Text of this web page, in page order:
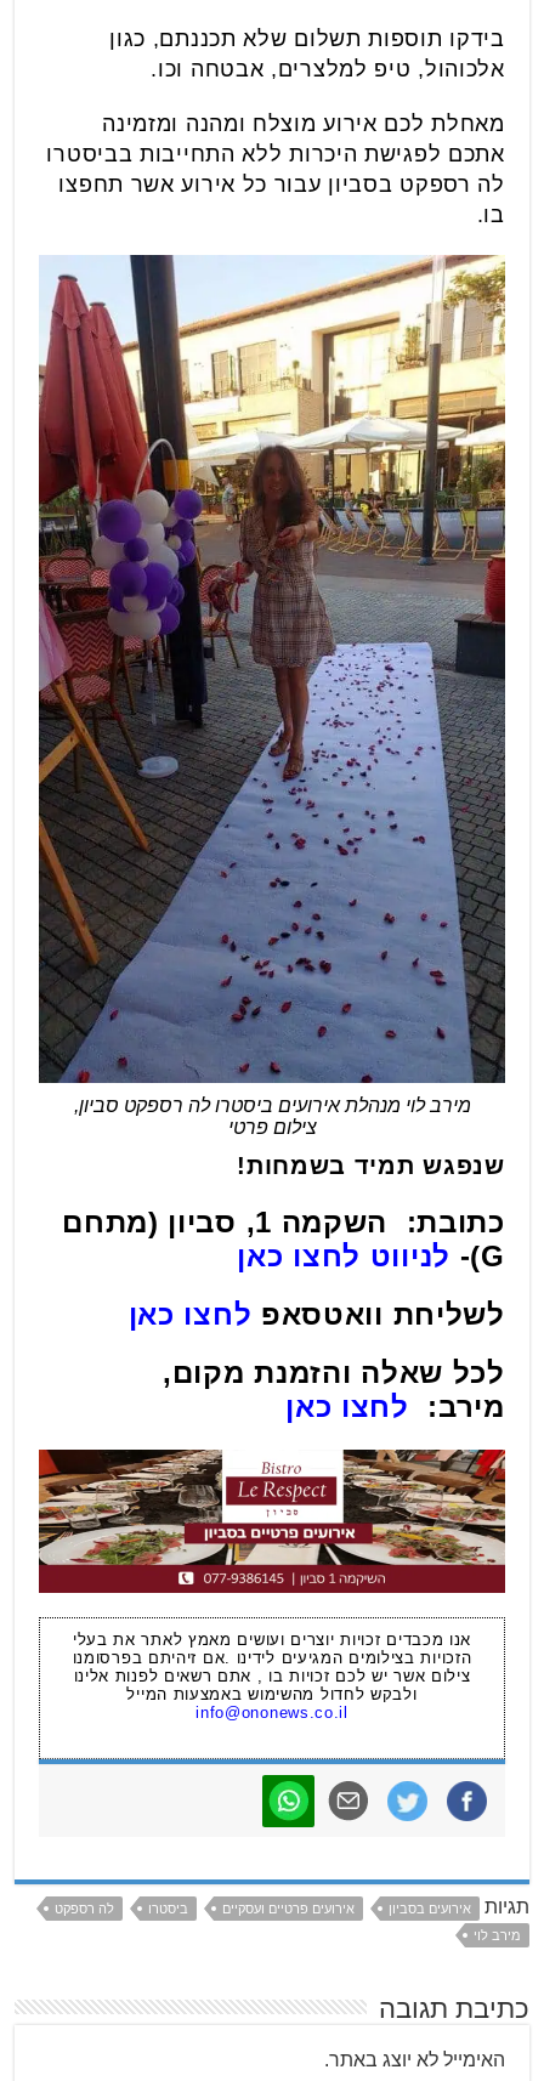
בידקו תוספות תשלום שלא תכננתם, כגון
אלכוהול, טיפ למלצרים, אבטחה וכו.
מאחלת לכם אירוע מוצלח ומהנה ומזמינה
אתכם לפגישת היכרות ללא התחייבות בביסטרו
לה רספקט בסביון עבור כל אירוע אשר תחפצו
בו.
מירב לוי מנהלת אירועים ביסטרו לה רספקט סביון,
צילום פרטי
שנפגש תמיד בשמחות!
כתובת: השקמה 1, סביון (מתחם
G)-
לניווט לחצו כאן
לשליחת וואטסאפ לחצו כאן
לכל שאלה והזמנת מקום,
מירב: לחצו כאן
אנו מכבדים זכויות יוצרים ועושים מאמץ לאתר את בעלי
הזכויות בצילומים המגיעים לידינו .אם זיהיתם בפרסומנו
צילום אשר יש לכם זכויות בו , אתם רשאים לפנות אלינו
ולבקש לחדול מהשימוש באמצעות המייל
info@ononews.co.il
תגיות אירועים בסביון אירועים פרטיים ועסקיים ביסטרו
לה רספקט
מירב לוי
כתיבת תגובה
האימייל לא יוצג באתר.